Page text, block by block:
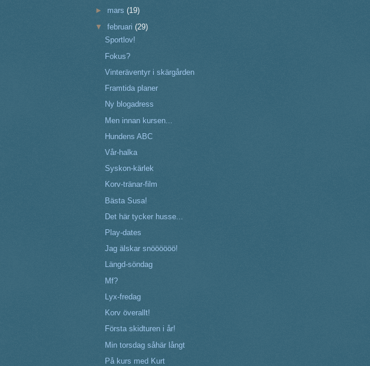
► mars(19)
▼februari(29)
Sportlov!
Fokus?
Vinteräventyr i skärgården
Framtida planer
Ny blogadress
Men innan kursen...
Hundens ABC
Vår-halka
Syskon-kärlek
Korv-tränar-film
Bästa Susa!
Det här tycker husse...
Play-dates
Jag älskar snöööööö!
Längd-söndag
Mf?
Lyx-fredag
Korv överallt!
Första skidturen i år!
Min torsdag såhär långt
På kurs med Kurt